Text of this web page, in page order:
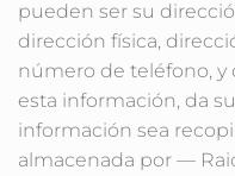
pueden ser su
dirección física,
número de teléfono, y
esta información, da
información sea
almacenada por —